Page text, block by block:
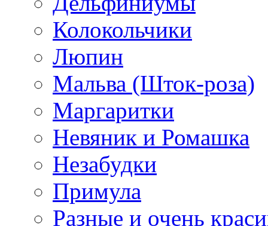
Колокольчики
Люпин
Мальва (Шток-роза)
Маргаритки
Невяник и Ромашка
Незабудки
Примула
Разные и очень